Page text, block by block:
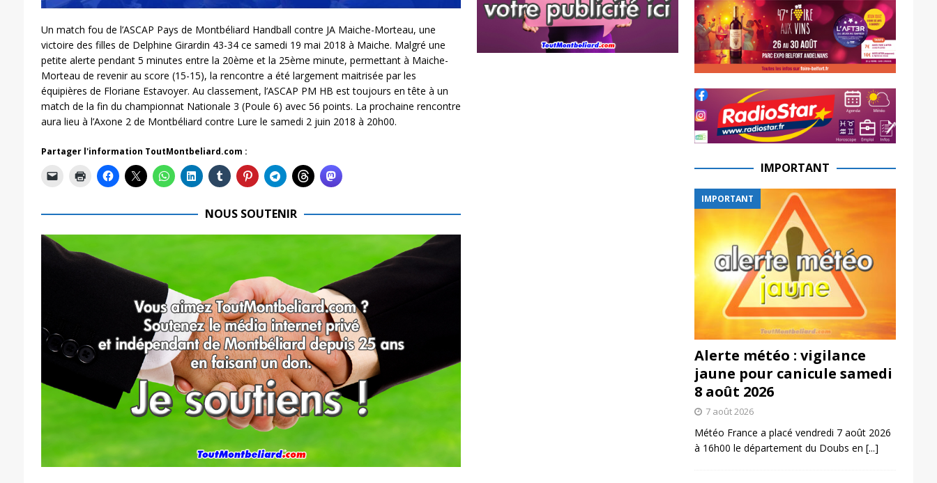
Un match fou de l’ASCAP Pays de Montbéliard Handball contre JA Maiche-Morteau, une
victoire des filles de Delphine Girardin 43-34 ce samedi 19 mai 2018 à Maiche. Malgré une
petite alerte pendant 5 minutes entre la 20ème et la 25ème minute, permettant à Maiche-
Morteau de revenir au score (15-15), la rencontre a été largement maitrisée par les
équipières de Floriane Estavoyer. Au classement, l’ASCAP PM HB est toujours en tête à un
match de la fin du championnat Nationale 3 (Poule 6) avec 56 points. La prochaine rencontre
aura lieu à l’Axone 2 de Montbéliard contre Lure le samedi 2 juin 2018 à 20h00.
Partager l'information ToutMontbeliard.com :
NOUS SOUTENIR
IMPORTANT
IMPORTANT
Alerte météo : vigilance
jaune pour canicule samedi
8 août 2026
7 août 2026
Météo France a placé vendredi 7 août 2026
à 16h00 le département du Doubs en [...]